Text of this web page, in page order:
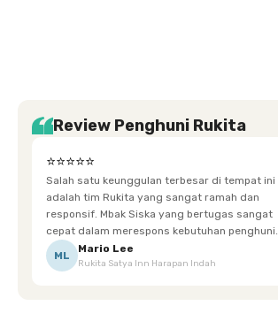
Review Penghuni Rukita
⭐⭐⭐⭐⭐
Salah satu keunggulan terbesar di tempat ini
adalah tim Rukita yang sangat ramah dan
responsif. Mbak Siska yang bertugas sangat
cepat dalam merespons kebutuhan penghuni.
Ketika saya meminta keset karena sempat
terpeleset, permintaan tersebut langsung
ML
Mario Lee
Rukita Satya Inn Harapan Indah